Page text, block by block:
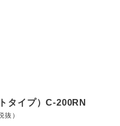
タイプ）C-200RN
抜）